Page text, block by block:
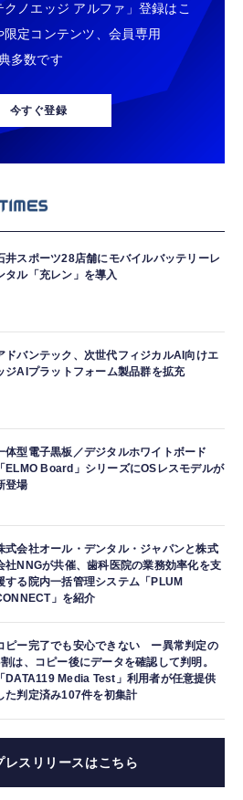
ノエッジ アルファ」登録はこ
定コンテンツ、会員専用
多数です
今すぐ登録
井スポーツ28店舗にモバイルバッテリーレ
タル「充レン」を導入
ドバンテック、次世代フィジカルAI向けエ
ジAIプラットフォーム製品群を拡充
体型電子黒板／デジタルホワイトボード
「ELMO Board」シリーズにOSレスモデルが
登場
式会社オール・デンタル・ジャパンと株式
社NNGが共催、歯科医院の業務効率化を支
する院内一括管理システム「PLUM
」を紹介
ピー完了でも安心できない ー異常判定の
は、コピー後にデータを確認して判明。
「DATA119 Media Test」利用者が任意提供
た判定済み107件を初集計
レスリリースはこちら